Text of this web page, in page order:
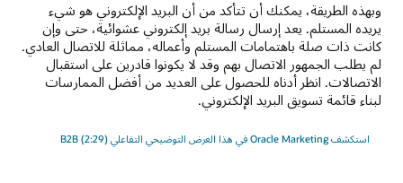
وبهذه الطريقة، يمكنك أن تتأكد من أن البريد الإلكتروني هو شيء
يريده المستلم. يعد إرسال رسالة بريد إلكتروني عشوائية، حتى وإن
كانت ذات صلة باهتمامات المستلم وأعماله، مماثلة للاتصال العادي.
لم يطلب الجمهور الاتصال بهم وقد لا يكونوا قادرين على استقبال
الاتصالات. انظر أدناه للحصول على العديد من أفضل الممارسات
لبناء قائمة تسويق البريد الإلكتروني.
استكشف Oracle Marketing في هذا العرض التوضيحي التفاعلي B2B (2:29)